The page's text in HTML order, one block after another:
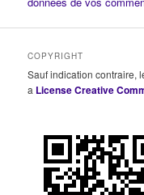
COPYRIGHT
Sauf indication contraire,
a License Creative